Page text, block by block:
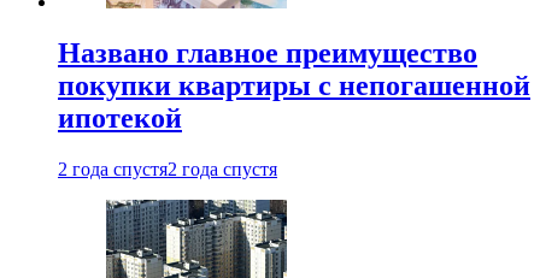
Названо главное преимущество
покупки квартиры с непогашенной
ипотекой
2 года спустя2 года спустя